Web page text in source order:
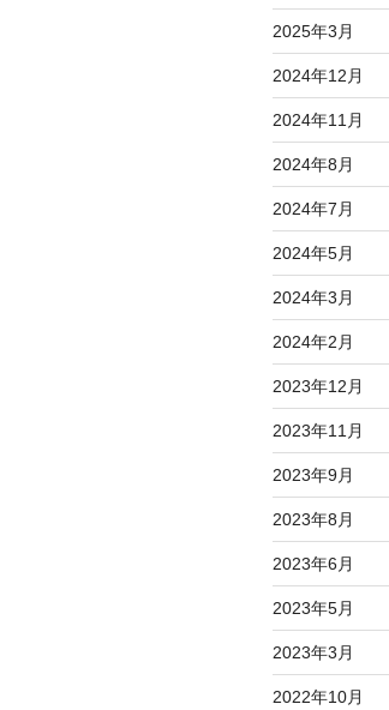
2025年3月
2024年12月
2024年11月
2024年8月
2024年7月
2024年5月
2024年3月
2024年2月
2023年12月
2023年11月
2023年9月
2023年8月
2023年6月
2023年5月
2023年3月
2022年10月